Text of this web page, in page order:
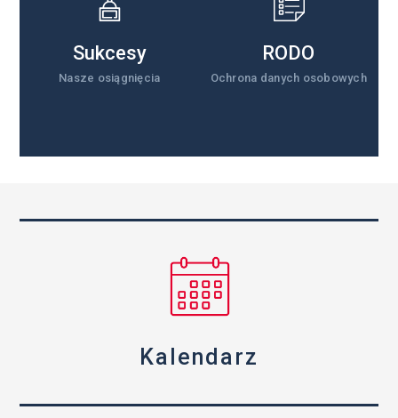
Sukcesy
Nasze osiągnięcia
RODO
Ochrona danych osobowych
Kalendarz